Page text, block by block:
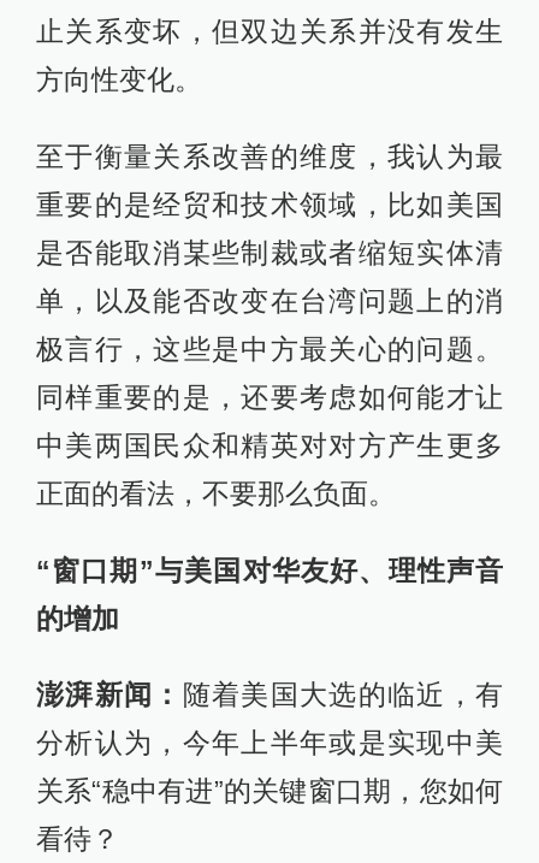
止关系变坏，但双边关系并没有发生
方向性变化。
至于衡量关系改善的维度，我认为最
重要的是经贸和技术领域，比如美国
是否能取消某些制裁或者缩短实体清
单，以及能否改变在台湾问题上的消
极言行，这些是中方最关心的问题。
同样重要的是，还要考虑如何能才让
中美两国民众和精英对对方产生更多
正面的看法，不要那么负面。
“窗口期”与美国对华友好、理性声音
的增加
澎湃新闻： 随着美国大选的临近，有
分析认为，今年上半年或是实现中美
关系“稳中有进”的关键窗口期，您如何
看待？